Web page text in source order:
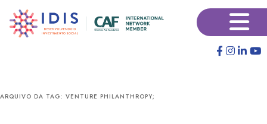
para
para
×
ARQUIVO DA TAG: VENTURE PHILANTHROPY;